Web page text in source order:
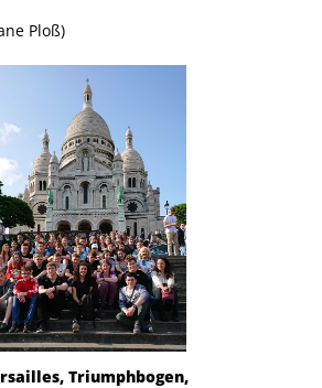
Ploß)
Triumphbogen,